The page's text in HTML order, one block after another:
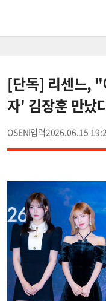
[단독] 리센느,
자' 김장훈 만났
OSEN 2026.06.15